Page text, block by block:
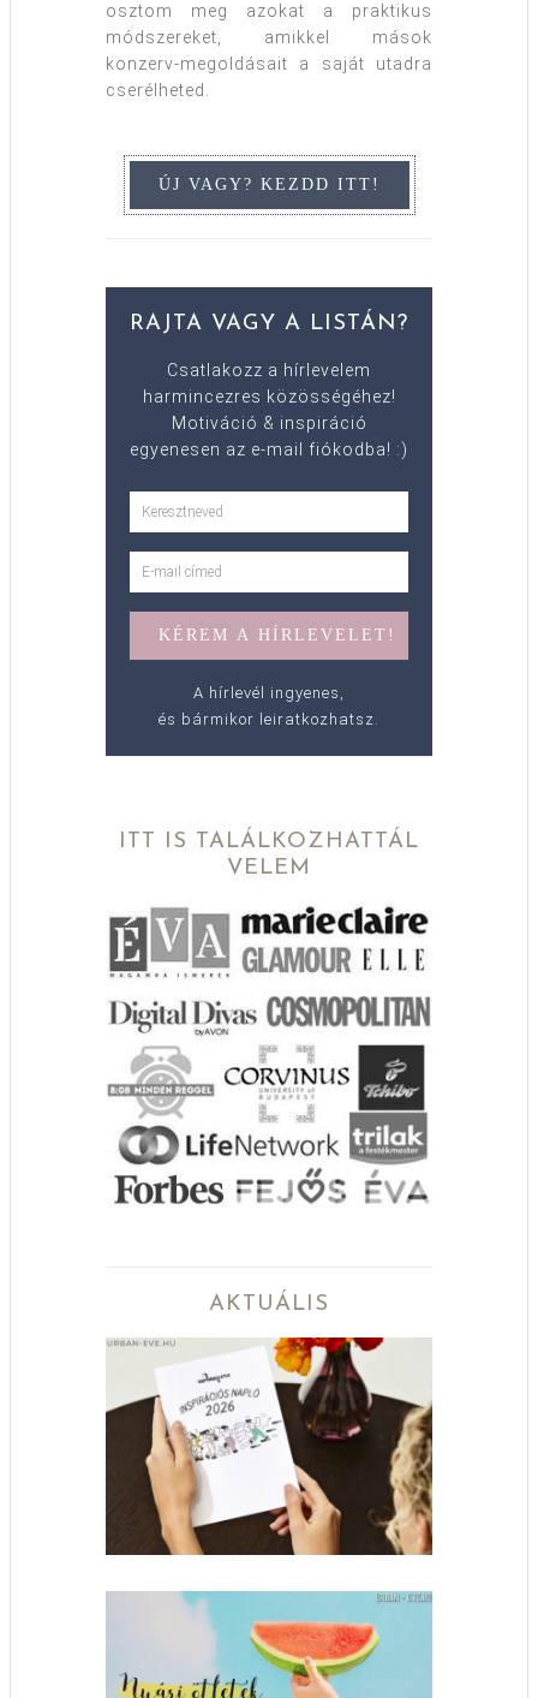
osztom meg azokat a praktikus
módszereket, amikkel mások
konzerv-megoldásait a saját utadra
cserélheted.
RAJTA VAGY A LISTÁN?
Csatlakozz a hírlevelem
harmincezres közösségéhez!
Motiváció & inspiráció
egyenesen az e-mail fiókodba! :)
A hírlevél ingyenes,
és bármikor leiratkozhatsz.
ITT IS TALÁLKOZHATTÁL
VELEM
AKTUÁLIS